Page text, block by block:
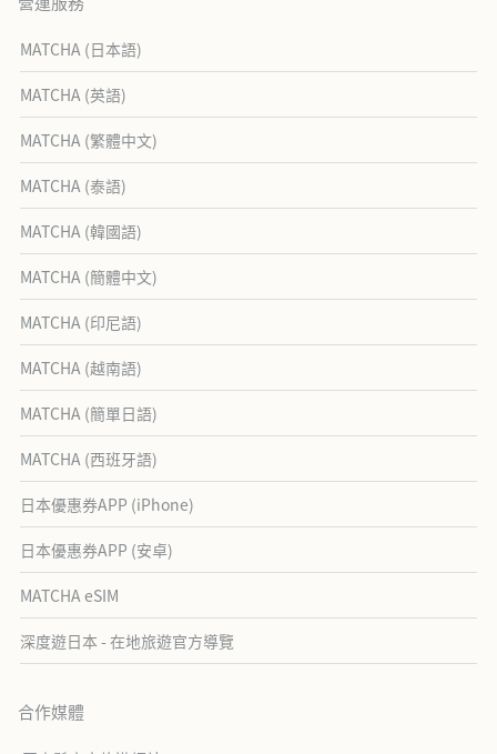
MATCHA (日本語)
MATCHA (英語)
MATCHA (繁體中文)
MATCHA (泰語)
MATCHA (韓國語)
MATCHA (簡體中文)
MATCHA (印尼語)
MATCHA (越南語)
MATCHA (簡單日語)
MATCHA (西班牙語)
日本優惠券APP (iPhone)
日本優惠券APP (安卓)
MATCHA eSIM
深度遊日本 - 在地旅遊官方導覽
合作媒體